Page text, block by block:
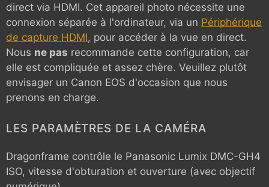
direct via HDMI. Cet appareil photo nécessite une
connexion séparée à l'ordinateur, via un Périphérique
de capture HDMI, pour accéder à la vue en direct.
Nous ne pas recommande cette configuration, car
elle est compliquée et assez chère. Veuillez plutôt
envisager un Canon EOS d'occasion que nous
prenons en charge.
LES PARAMÈTRES DE LA CAMÉRA
Dragonframe contrôle le Panasonic Lumix DMC-GH4
ISO, vitesse d'obturation et ouverture (avec objectif